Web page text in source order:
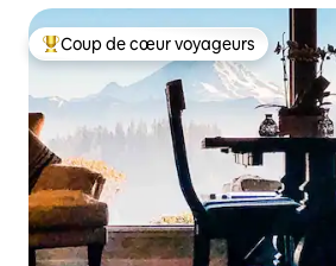
Coups de cœur voyageurs les plus
Coup de cœur voyageurs